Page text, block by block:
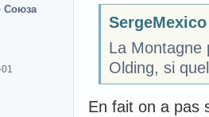
Союза
La Montagne
Olding, si
En fait on a pas